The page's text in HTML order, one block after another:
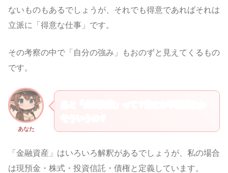
ないものもあるでしょうが、それでも得意であればそれは
立派に「得意な仕事」です。
その考察の中で「自分の強み」もおのずと見えてくるもの
です。
あなた
「金融資産」はいろいろ解釈があるでしょうが、私の場合
は現預金・株式・投資信託・債権と定義しています。